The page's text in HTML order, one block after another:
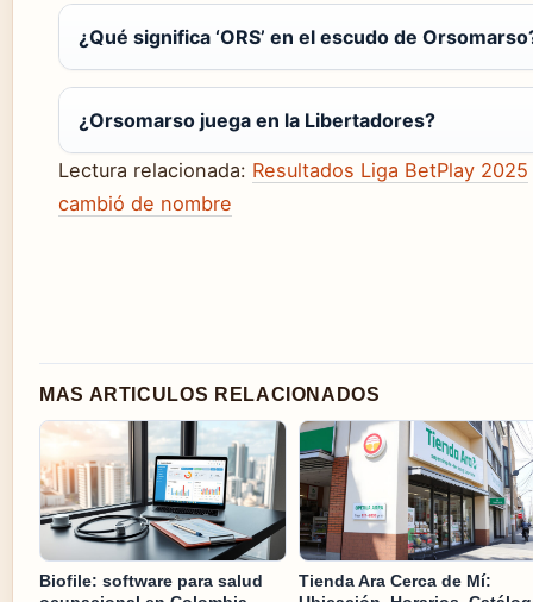
¿Qué significa ‘ORS’ en el escudo de
¿Orsomarso juega en la Libertadores?
Lectura relacionada: Resultados Liga BetPlay 2025
cambió de nombre
MAS ARTICULOS RELACIONADOS
Biofile: software para salud
Tienda Ara Cerca de Mí: